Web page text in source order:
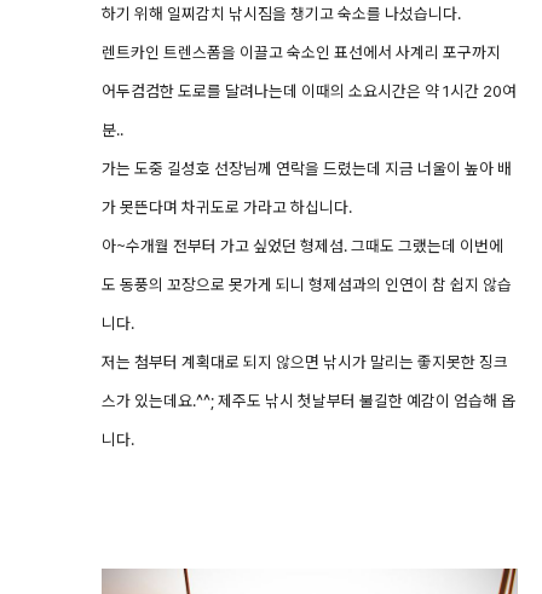
하기 위해 일찌감치 낚시짐을 챙기고 숙소를 나섰습니다.
렌트카인 트렌스폼을 이끌고 숙소인 표선에서 사계리 포구까지
어두컴컴한 도로를 달려나는데 이때의 소요시간은 약 1시간 20여
분..
가는 도중 길성호 선장님께 연락을 드렸는데 지금 너울이 높아 배
가 못뜬다며 차귀도로 가라고 하십니다.
아~수개월 전부터 가고 싶었던 형제섬. 그때도 그랬는데 이번에
도 동풍의 꼬장으로 못가게 되니 형제섬과의 인연이 참 쉽지 않습
니다.
저는 첨부터 계획대로 되지 않으면 낚시가 말리는 좋지못한 징크
스가 있는데요.^^; 제주도 낚시 첫날부터 불길한 예감이 엄습해 옵
니다.